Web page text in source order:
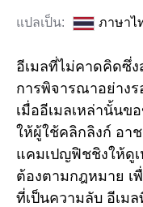
แปลเป็น: ภาษาไ
อีเมลที่ไม่คาดคิดซึ่ง
การพิจารณาอย่างร
เมื่ออีเมลเหล่านั้น
ให้ผู้ใช้คลิกลิงก์ อา
แคมเปญฟิชชิงให้ดู
ต้องตามกฎหมาย เ
ที่เป็นความลับ อีเมล